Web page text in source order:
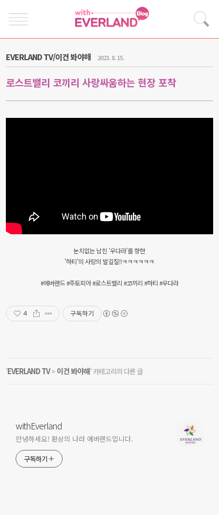
EVERLAND TV/이건 봐야해 2023. 8. 15.
로스트밸리 코끼리 사랑싸움하는 현장 포착
눈치없는 남친 '우다라'를 향한
'하티'의 사랑의 발길질!!ㅋㅋㅋㅋㅋㅋ
#에버랜드 #주토피아 #로스트밸리 #코끼리 #하티 #우다라
4 구독하기
'EVERLAND TV> 이건 봐야해' 카테고리의 다른 글
withEverland
안녕하세요! 환상의 나라 에버랜드입니다.
구독하기